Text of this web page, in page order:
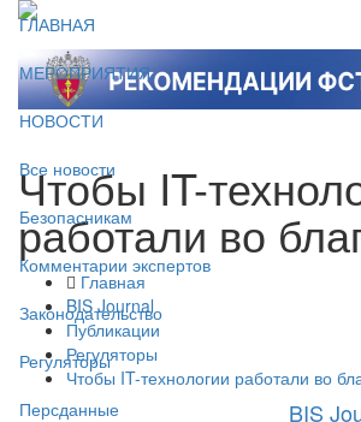
ГЛАВНАЯ
МЕРОПРИЯТИЯ
НОВОСТИ
Все новости
Безопасникам
Комментарии экспертов
Законодательство
Регуляторы
Персданные
Чтобы IT-
работали во
Главная
BIS Journal
Публикации
Регуляторы
Чтобы IT-технологии работали во
BIS